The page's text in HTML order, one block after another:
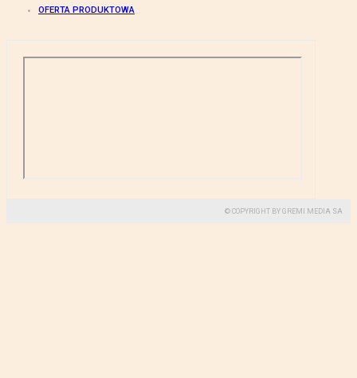
OFERTA PRODUKTOWA
© COPYRIGHT BY GREMI MEDIA SA